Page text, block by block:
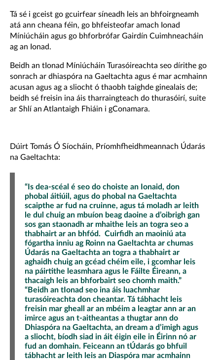
Tá sé i gceist go gcuirfear síneadh leis an bhfoirgneamh
atá ann cheana féin, go bhfeisteofar amach Ionad
Míniúcháin agus go bhforbrófar Gairdín Cuimhneacháin
ag an Ionad.
Beidh an tIonad Míniúcháin Turasóireachta seo dírithe go
sonrach ar dhiaspóra na Gaeltachta agus é mar acmhainn
acusan agus ag a sliocht ó thaobh taighde ginealais de;
beidh sé freisin ina áis tharraingteach do thurasóirí, suite
ar Shlí an Atlantaigh Fhiáin i gConamara.
Dúirt Tomás Ó Síocháin, Príomhfheidhmeannach Údarás
na Gaeltachta:
“Is dea-scéal é seo do choiste an Ionaid, don
phobal áitiúil, agus do phobal na Gaeltachta
scaipthe ar fud na cruinne, agus tá moladh ar leith
le dul chuig an mbuíon beag daoine a d’oibrigh gan
sos gan staonadh ar mhaithe leis an togra seo a
thabhairt ar an bhfód. Cuirfidh an maoiniú ata
fógartha inniu ag Roinn na Gaeltachta ar chumas
Údarás na Gaeltachta an togra a thabhairt ar
aghaidh chuig an gcéad chéim eile, i gcomhar leis
na páirtithe leasmhara agus le Fáilte Éireann, a
thacaigh leis an bhforbairt seo chomh maith.”
“Beidh an tIonad seo ina áis luachmhar
turasóireachta don cheantar. Tá tábhacht leis
freisin mar gheall ar an mbéim a leagtar ann ar an
imirce agus an t-aitheantas a thugtar ann do
Dhiaspóra na Gaeltachta, an dream a d’imigh agus
a sliocht, bíodh siad in áit éigin eile in Éirinn nó ar
fud an domhain. Feiceann an tÚdarás go bhfuil
tábhacht ar leith leis an Diaspóra mar acmhainn